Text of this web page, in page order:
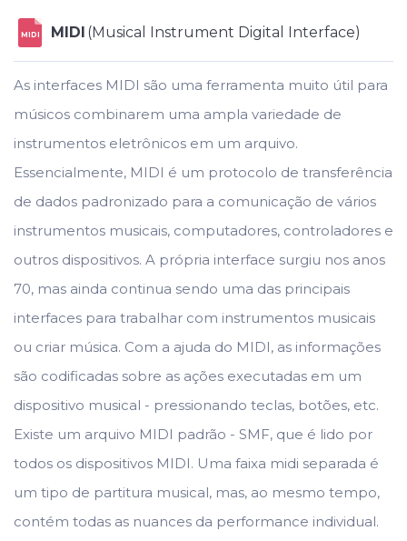
MIDI MIDI (Musical Instrument Digital Interface)
As interfaces MIDI são uma ferramenta muito útil para
músicos combinarem uma ampla variedade de
instrumentos eletrônicos em um arquivo.
Essencialmente, MIDI é um protocolo de transferência
de dados padronizado para a comunicação de vários
instrumentos musicais, computadores, controladores e
outros dispositivos. A própria interface surgiu nos anos
70, mas ainda continua sendo uma das principais
interfaces para trabalhar com instrumentos musicais
ou criar música. Com a ajuda do MIDI, as informações
são codificadas sobre as ações executadas em um
dispositivo musical - pressionando teclas, botões, etc.
Existe um arquivo MIDI padrão - SMF, que é lido por
todos os dispositivos MIDI. Uma faixa midi separada é
um tipo de partitura musical, mas, ao mesmo tempo,
contém todas as nuances da performance individual.